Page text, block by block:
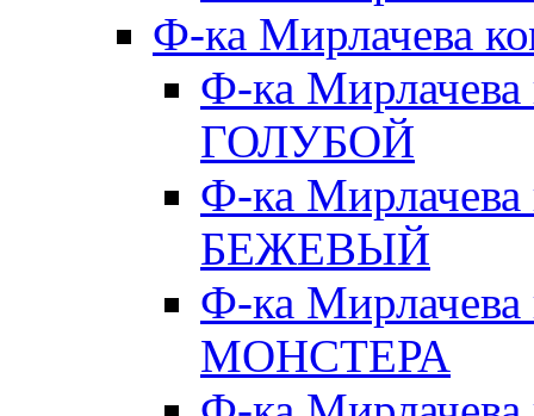
Ф-ка Мирлачева
Ф-ка
ГОЛУБОЙ
Ф-ка
БЕЖЕВЫЙ
Ф-ка
МОНСТЕРА